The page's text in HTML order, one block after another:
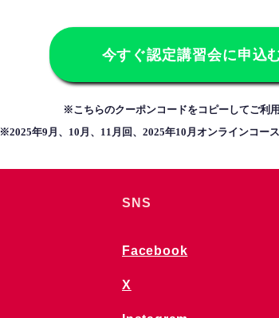
今すぐ認定講習会に申込
​※こちらのクーポンコードをコピーしてご利
​※2025年9月、10月、11月回、2025年10月オンラインコー
SNS
Facebook
X